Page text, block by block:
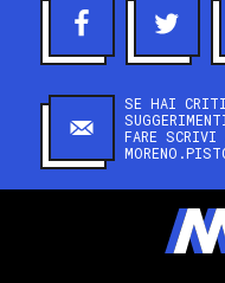
SE HAI
FARE SCRIVI